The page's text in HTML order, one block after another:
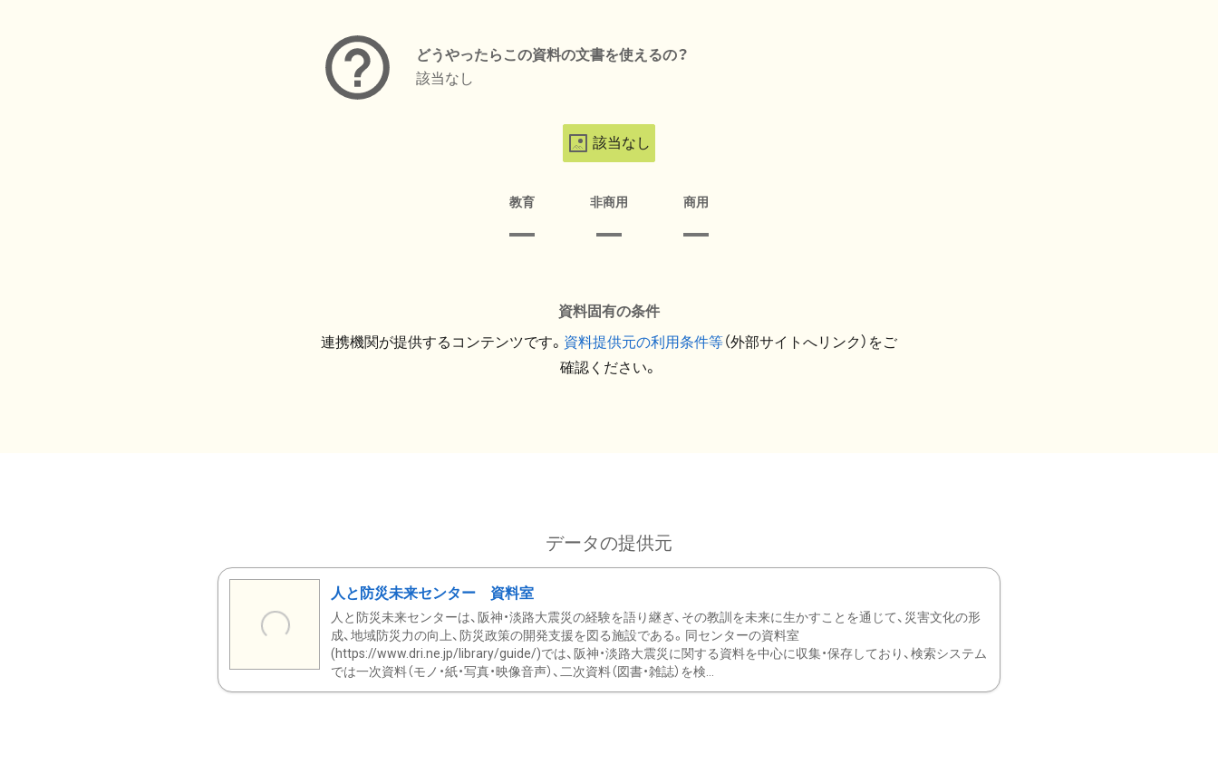
どうやったらこの資料の文書を使えるの？
該当なし
該当なし
教育 非商用 商用
資料固有の条件
連携機関が提供するコンテンツです。 資料提供元の利用条件等（外部サイトへリンク）をご
確認ください。
データの提供元
人と防災未来センター 資料室
人と防災未来センターは、阪神・淡路大震災の経験を語り継ぎ、その教訓を未来に生かすことを通じて、災害文化の形
成、地域防災力の向上、防災政策の開発支援を図る施設である。同センターの資料室
(https://www.dri.ne.jp/library/guide/)では、阪神・淡路大震災に関する資料を中心に収集・保存しており、検索システム
では一次資料（モノ・紙・写真・映像音声）、二次資料（図書・雑誌）を検...